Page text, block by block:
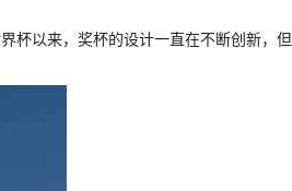
杯以来，奖杯的设计一直在不断创新，但